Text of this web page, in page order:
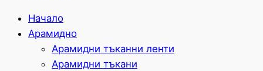
Начало
Арамидно
Арамидни тъканни ленти
Арамидни тъкани